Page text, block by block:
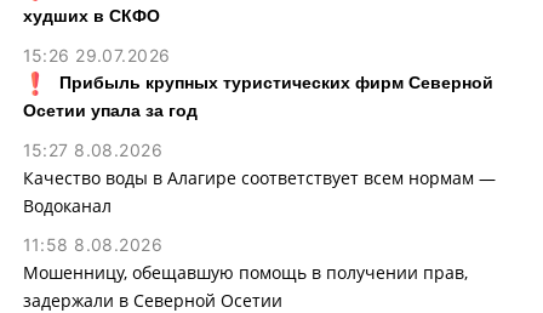
худших в СКФО
15:26 29.07.2026
Прибыль крупных туристических фирм Северной
Осетии упала за год
15:27 8.08.2026
Качество воды в Алагире соответствует всем нормам —
Водоканал
11:58 8.08.2026
Мошенницу, обещавшую помощь в получении прав,
задержали в Северной Осетии